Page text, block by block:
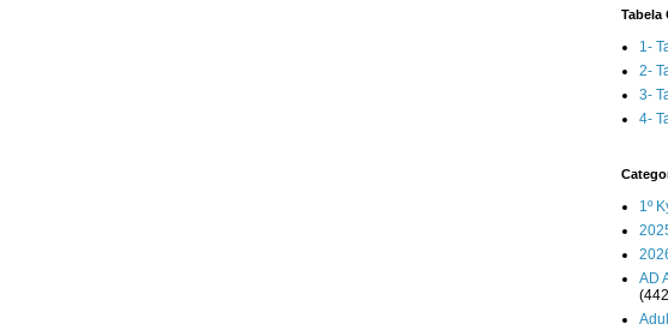
Tabela
1-
2-
3-
4-
1º
AD